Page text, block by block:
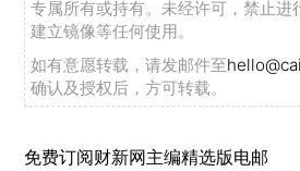
专属所有或持有。未经许可，禁止进
建立镜像等任何使用。
如有意愿转载，请发邮件至
确认及授权后，方可转载。
免费订阅财新网主编精选版电邮